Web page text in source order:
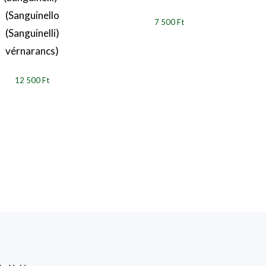
(Sanguinello
(Sanguinelli)
vérnarancs)
12 500 Ft
7 500 Ft